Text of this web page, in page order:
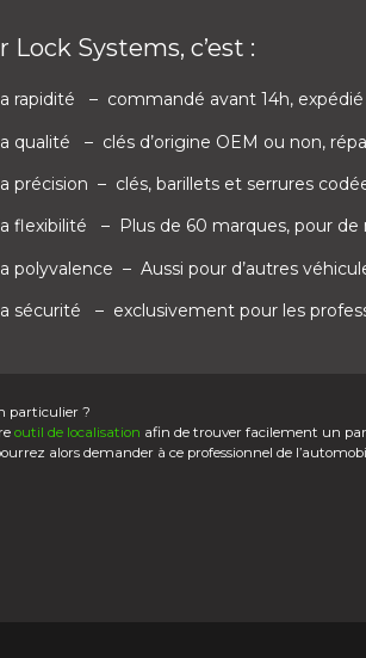
Lock Systems, c’est :
la rapidité
– commandé avant 14h,
qualité
– clés d’origine OEM ou non,
précision – clés, barillets et serrures
la flexibilité
– Plus de 60 marques, pour
polyvalence – Aussi pour d’autres
sécurité
– exclusivement pour les
particulier ?
outil de localisation afin de trouver facilement un
alors demander à ce professionnel de